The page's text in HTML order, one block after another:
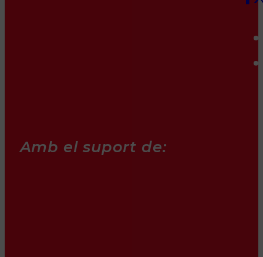
Amb el suport de: